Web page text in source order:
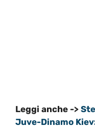
Leggi anche ->
Juve-Dinamo